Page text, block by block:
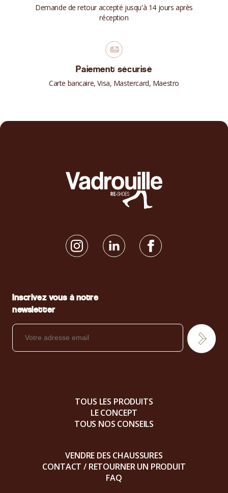
Demande de retour accepté jusqu'à 14 jours après
réception
Paiement sécurisé
Carte bancaire, Visa, Mastercard, Maestro
Inscrivez vous à notre
newsletter
TOUS LES PRODUITS
LE CONCEPT
TOUS NOS CONSEILS
VENDRE DES CHAUSSURES
CONTACT / RETOURNER UN PRODUIT
FAQ